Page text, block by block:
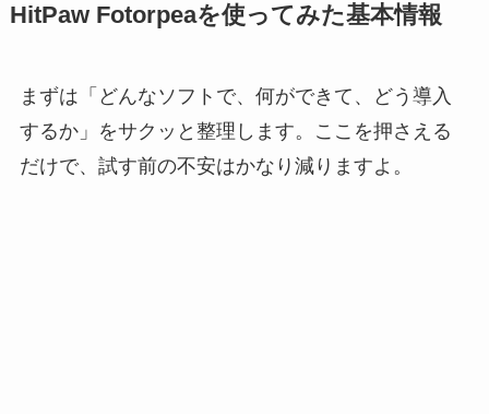
HitPaw Fotorpeaを使ってみた基本情報
まずは「どんなソフトで、何ができて、どう導入
するか」をサクッと整理します。ここを押さえる
だけで、試す前の不安はかなり減りますよ。